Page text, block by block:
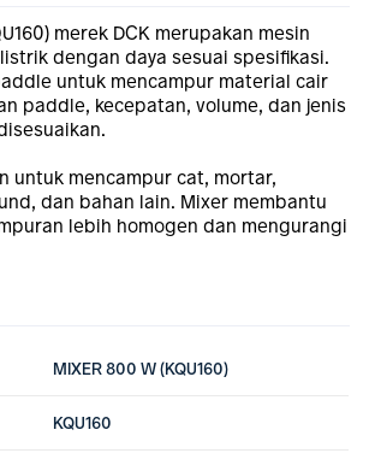
merek DCK merupakan mesin
dengan daya sesuai spesifikasi.
untuk mencampur material cair
paddle, kecepatan, volume, dan jenis
untuk mencampur cat, mortar,
dan bahan lain. Mixer membantu
lebih homogen dan mengurangi
MIXER 800 W (KQU160)
KQU160